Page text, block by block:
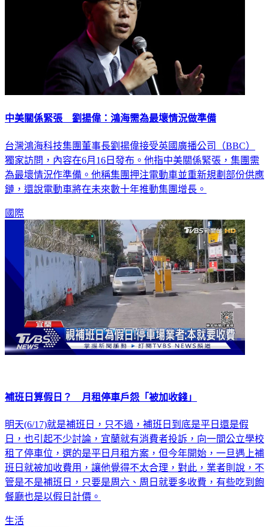
中美關係緊張 劉揚偉：鴻海需為最壞情況做準備
台灣鴻海科技集團董事長劉揚偉接受英國廣播公司（BBC）
獨家訪問，內容在6月16日發布。他指中美關係緊張，集團需
為最壞情況作準備。他稱集團押注電動車並重新規劃部份供應
鏈，還說電動車將在未來數十年推動集團增長。
國際
補班日算假日？ 月租停車戶怨「被加收錢」
明天(6/17)就是補班日，只不過，補班日到底是平日還是假
日，也引起不少討論，宜蘭就有消費者投訴，向一間公立學校
租了停車位，選的是平日月租方案，但今年開始，一旦遇上補
班日就被加收費用，讓他覺得不太合理，對此，業者則說，不
管是不是補班日，只要是周六、周日就要多收費，有些吃到飽
餐廳也是以假日計價。
生活